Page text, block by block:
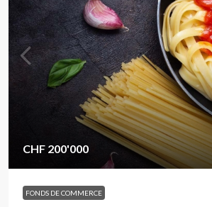
CHF 200'000
FONDS DE COMMERCE